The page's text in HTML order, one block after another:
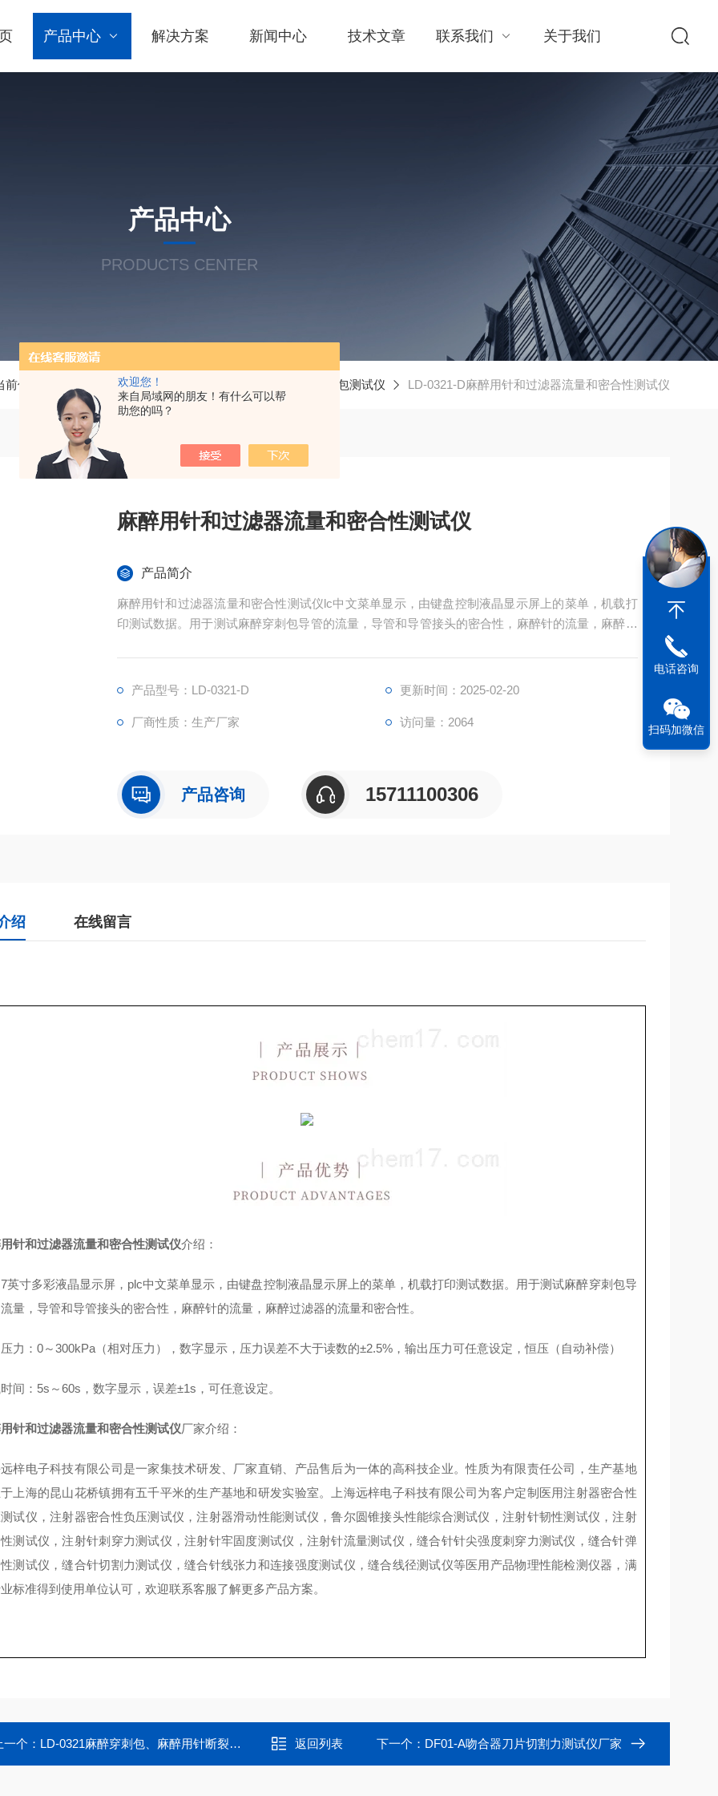
欢迎您！
来自局域网的朋友！有什么可以帮
助您的吗？
产品中心 解决方案 新闻中心 技术文章 联系我们 关于我们
产品中心
PRODUCTS CENTER
前位置： 产品中心 麻醉穿刺包测试仪 LD-0321-D麻醉用针和过滤器流量和密合性测试仪
麻醉用针和过滤器流量和密合性测试仪
产品简介
麻醉用针和过滤器流量和密合性测试仪lc中文菜单显示，由键盘控制液晶显示屏上的菜单，机载打
印测试数据。用于测试麻醉穿刺包导管的流量，导管和导管接头的密合性，麻醉针的流量，麻醉过
产品型号：LD-0321-D 更新时间：2025-02-20
厂商性质：生产厂家 访问量：2064
产品咨询 15711100306
绍 在线留言
针和过滤器流量和密合性测试仪介绍：
英寸多彩液晶显示屏，plc中文菜单显示，由键盘控制液晶显示屏上的菜单，机载打印测试数据。用于测试麻醉穿刺包导
量，导管和导管接头的密合性，麻醉针的流量，麻醉过滤器的流量和密合性。
力：0～300kPa（相对压力），数字显示，压力误差不大于读数的±2.5%，输出压力可任意设定，恒压（自动补偿）
间：5s～60s，数字显示，误差±1s，可任意设定。
针和过滤器流量和密合性测试仪厂家介绍：
梓电子科技有限公司是一家集技术研发、厂家直销、产品售后为一体的高科技企业。性质为有限责任公司，生产基地
上海的昆山花桥镇拥有五千平米的生产基地和研发实验室。上海远梓电子科技有限公司为客户定制医用注射器密合性
试仪，注射器密合性负压测试仪，注射器滑动性能测试仪，鲁尔圆锥接头性能综合测试仪，注射针韧性测试仪，注射
测试仪，注射针刺穿力测试仪，注射针牢固度测试仪，注射针流量测试仪，缝合针针尖强度刺穿力测试仪，缝合针弹
测试仪，缝合针切割力测试仪，缝合针线张力和连接强度测试仪，缝合线径测试仪等医用产品物理性能检测仪器，满
标准得到使用单位认可，欢迎联系客服了解更多产品方案。
一个： LD-0321麻醉穿刺包、麻醉用针断裂力测试仪厂家 返回列表 下一个： DF01-A吻合器刀片切割力测试仪厂家
电话咨询
扫码加微信